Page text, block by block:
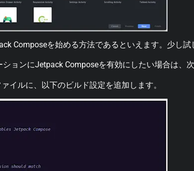
Composeを始める方法であるといえます。 少し試
ョンにJetpack Composeを有効にしたい場合は、
イルに、以下のビルド設定を追加します。